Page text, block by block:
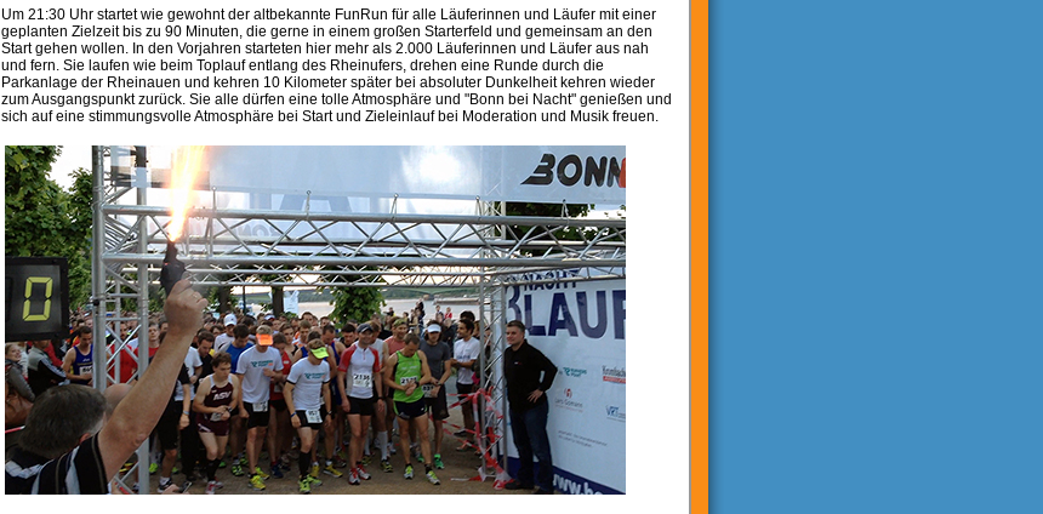
Um 21:30 Uhr startet wie gewohnt der altbekannte FunRun für alle Läuferinnen und Läufer mit einer
geplanten Zielzeit bis zu 90 Minuten, die gerne in einem großen Starterfeld und gemeinsam an den
Start gehen wollen. In den Vorjahren starteten hier mehr als 2.000 Läuferinnen und Läufer aus nah
und fern. Sie laufen wie beim Toplauf entlang des Rheinufers, drehen eine Runde durch die
Parkanlage der Rheinauen und kehren 10 Kilometer später bei absoluter Dunkelheit kehren wieder
zum Ausgangspunkt zurück. Sie alle dürfen eine tolle Atmosphäre und "Bonn bei Nacht" genießen und
sich auf eine stimmungsvolle Atmosphäre bei Start und Zieleinlauf bei Moderation und Musik freuen.